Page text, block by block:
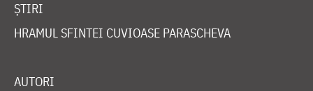
ȘTIRI
HRAMUL SFINTEI CUVIOASE PARASCHEVA
AUTORI